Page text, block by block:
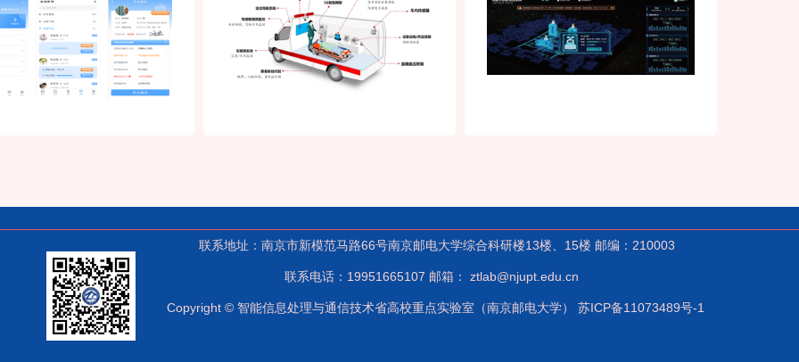
联系地址：南京市新模范马路66号南京邮电大学综合科研楼13楼、15楼 邮编：210003
联系电话：19951665107 邮箱： ztlab@njupt.edu.cn
Copyright © 智能信息处理与通信技术省高校重点实验室（南京邮电大学） 苏ICP备11073489号-1